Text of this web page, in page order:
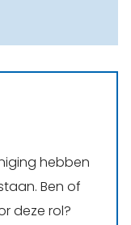
hebben
Ben of
deze rol?